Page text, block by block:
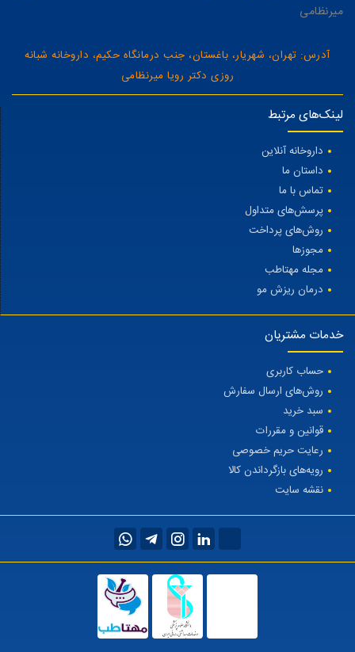
میرنظامی
آدرس: تهران، شهریار، باغستان، جنب درمانگاه حکیم، داروخانه شبانه
روزی دکتر رویا میرنظامی
لینک‌های مرتبط
داروخانه آنلاین
داستان ما
تماس با ما
پرسش‌های متداول
روش‌های پرداخت
مجوزها
مجله مهتاطب
درمان ریزش مو
خدمات مشتریان
حساب کاربری
روش‌های ارسال سفارش
سبد خرید
قوانین و مقررات
رعایت حریم خصوصی
رویه‌های بازگرداندن کالا
نقشه سایت